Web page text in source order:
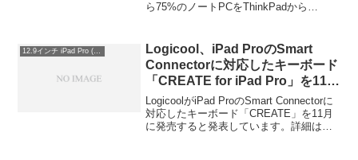
ら75%のノートPCをThinkPadから
12.9インチ iPad Pro (第1世代)
Logicool、iPad ProのSmart
Connectorに対応したキーボード
「CREATE for iPad Pro」を11月
に発売。
LogicoolがiPad ProのSmart Connectorに
対応したキーボード「CREATE」を11月
に発売すると発表しています。詳細は以